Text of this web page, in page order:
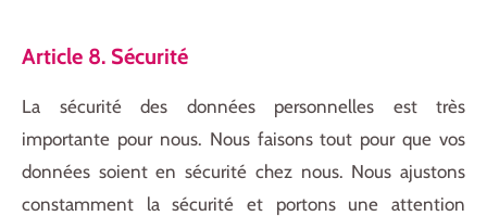
Article 8. Sécurité
La sécurité des données personnelles est très
importante pour nous. Nous faisons tout pour que vos
données soient en sécurité chez nous. Nous ajustons
constamment la sécurité et portons une attention